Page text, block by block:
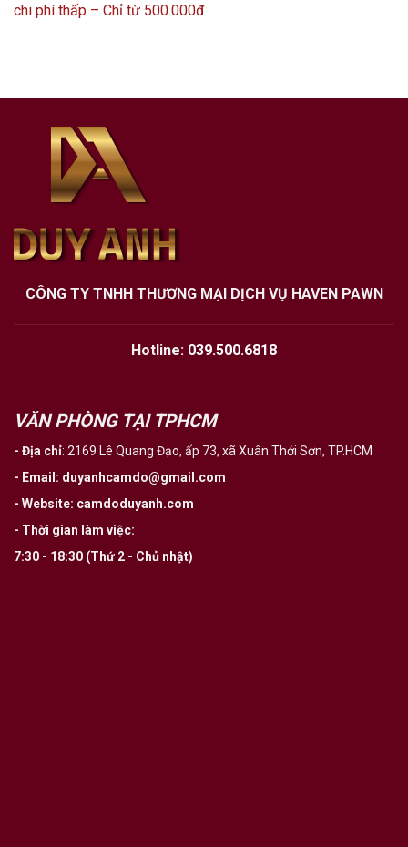
chi phí thấp – Chỉ từ 500.000đ
CÔNG TY TNHH THƯƠNG MẠI DỊCH VỤ HAVEN PAWN
Hotline: 039.500.6818
VĂN PHÒNG TẠI TPHCM
- Địa chỉ: 2169 Lê Quang Đạo, ấp 73, xã Xuân Thới Sơn, TP.HCM
- Email : duyanhcamdo@gmail.com
- Website: camdoduyanh.com
- Thời gian làm việc:
7:30 - 18:30 (Thứ 2 - Chủ nhật)